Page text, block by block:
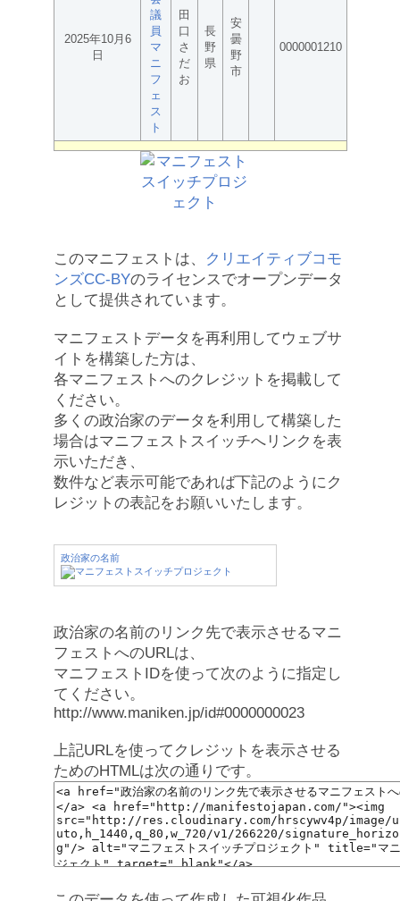
2025年10月6
日
議
員
マ
ニ
フ
ェ
ス
ト
田
口
さ
だ
お
長
野
県
安
曇
野
市
0000001210
このマニフェストは、
クリエイティブコモ
ンズCC-BYのライセンスでオープンデータ
として提供されています。
マニフェストデータを再利用してウェブサ
イトを構築した方は、
各マニフェストへのクレジットを掲載して
ください。
多くの政治家のデータを利用して構築した
場合はマニフェストスイッチへリンクを表
示いただき、
数件など表示可能であれば下記のようにク
レジットの表記をお願いいたします。
政治家の名前
政治家の名前のリンク先で表示させるマニ
フェストへのURLは、
マニフェストIDを使って次のように指定し
てください。
http://www.maniken.jp/id#0000000023
上記URLを使ってクレジットを表示させる
ためのHTMLは次の通りです。